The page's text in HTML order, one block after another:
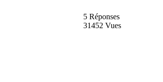
5 Réponses
31452 Vues